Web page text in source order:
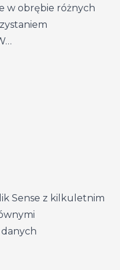
w obrębie różnych
Sense z kilkuletnim
danych